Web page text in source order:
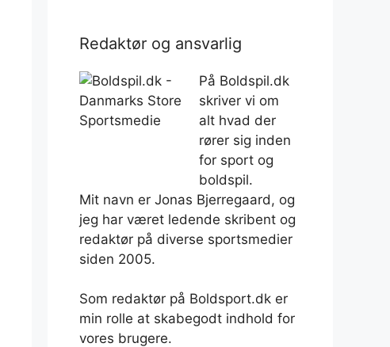
Redaktør og ansvarlig
På Boldspil.dk
skriver vi om
alt hvad der
rører sig inden
for sport og
boldspil.
Mit navn er Jonas Bjerregaard, og
jeg har været ledende skribent og
redaktør på diverse sportsmedier
siden 2005.
Som redaktør på Boldsport.dk er
min rolle at skabegodt indhold for
vores brugere.